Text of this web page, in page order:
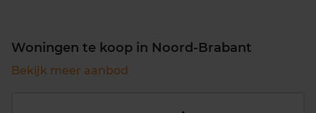
Woningen te koop in Noord-Brabant
Bekijk meer aanbod